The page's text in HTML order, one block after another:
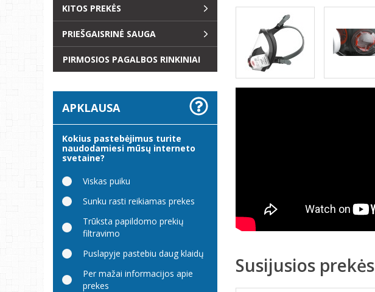
KITOS PREKĖS
PRIEŠGAISRINĖ SAUGA
PIRMOSIOS PAGALBOS RINKINIAI
APKLAUSA
Kokius pastebėjimus turite
naudodamiesi mūsų interneto
svetaine?
Viskas puiku
Sunku rasti reikiamas prekes
Trūksta papildomo prekių
filtravimo
Puslapyje pastebiu daug klaidų
Per mažai informacijos apie
prekes
Susijusios prekės